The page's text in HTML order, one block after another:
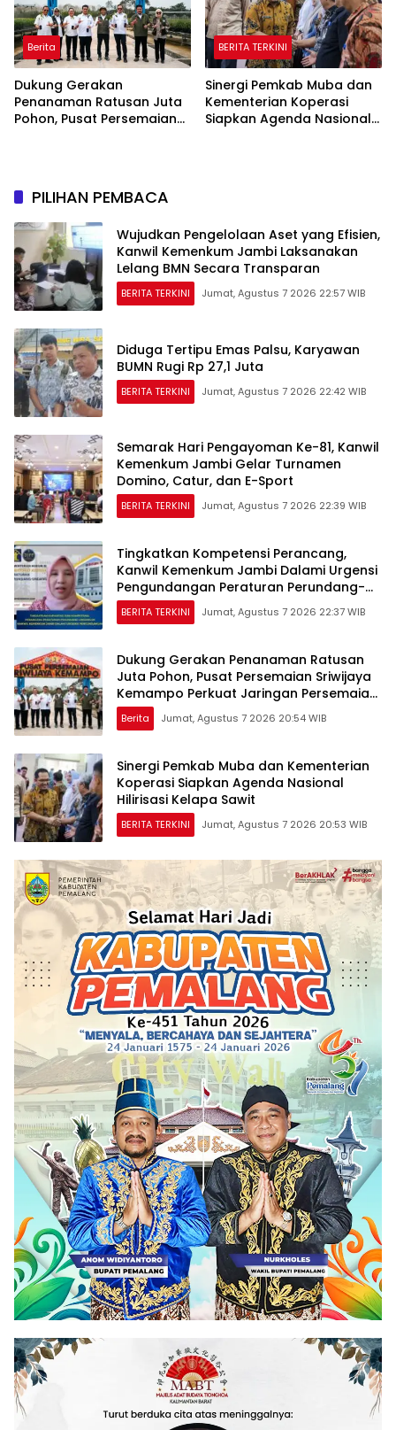
Berita
Dukung Gerakan
Penanaman Ratusan Juta
Pohon, Pusat Persemaian
BERITA TERKINI
Sinergi Pemkab Muba dan
Kementerian Koperasi
Siapkan Agenda Nasional
PILIHAN PEMBACA
Wujudkan Pengelolaan Aset yang Efisien,
Kanwil Kemenkum Jambi Laksanakan
Lelang BMN Secara Transparan
BERITA TERKINI Jumat, Agustus 7 2026 22:57 WIB
Diduga Tertipu Emas Palsu, Karyawan
BUMN Rugi Rp 27,1 Juta
BERITA TERKINI Jumat, Agustus 7 2026 22:42 WIB
Semarak Hari Pengayoman Ke-81, Kanwil
Kemenkum Jambi Gelar Turnamen
Domino, Catur, dan E-Sport
BERITA TERKINI Jumat, Agustus 7 2026 22:39 WIB
Tingkatkan Kompetensi Perancang,
Kanwil Kemenkum Jambi Dalami Urgensi
Pengundangan Peraturan Perundang-
undangan
BERITA TERKINI Jumat, Agustus 7 2026 22:37 WIB
Dukung Gerakan Penanaman Ratusan
Juta Pohon, Pusat Persemaian Sriwijaya
Kemampo Perkuat Jaringan Persemaian
Nasional*
Berita Jumat, Agustus 7 2026 20:54 WIB
Sinergi Pemkab Muba dan Kementerian
Koperasi Siapkan Agenda Nasional
Hilirisasi Kelapa Sawit
BERITA TERKINI Jumat, Agustus 7 2026 20:53 WIB